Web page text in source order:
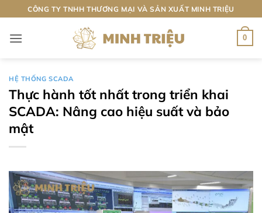
qua
nội
CÔNG TY TNHH THƯƠNG MẠI VÀ SẢN XUẤT MINH TRIỆU
0
HỆ THỐNG SCADA
Thực hành tốt nhất trong triển khai
SCADA: Nâng cao hiệu suất và bảo
mật